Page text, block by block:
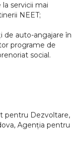
servicii mai
NEET;
de auto-angajare în
programe de
social.
pentru Dezvoltare,
Agenția pentru